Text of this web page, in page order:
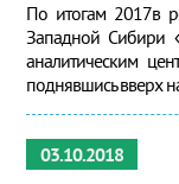
По итогам 2017в
Западной Сибири
аналитическим
поднявшись вверх
03.10.2018